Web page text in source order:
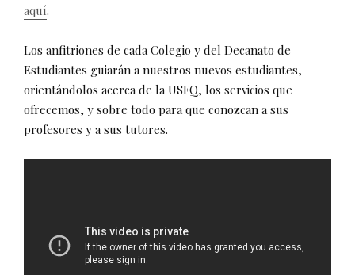
aquí.
Los anfitriones de cada Colegio y del Decanato de
Estudiantes guiarán a nuestros nuevos estudiantes,
orientándolos acerca de la USFQ, los servicios que
ofrecemos, y sobre todo para que conozcan a sus
profesores y a sus tutores.